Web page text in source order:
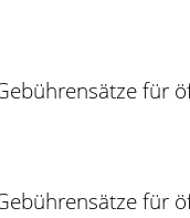
für
für